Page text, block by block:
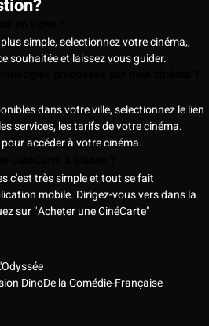
simple, selectionnez votre cinéma,,
souhaitée et laissez vous guider.
dans votre ville, selectionnez le lien
services, les tarifs de votre cinéma.
accéder à votre cinéma.
c'est très simple et tout se fait
mobile. Dirigez-vous vers dans la
sur "Acheter une CinéCarte"
DinoDe la Comédie-Française